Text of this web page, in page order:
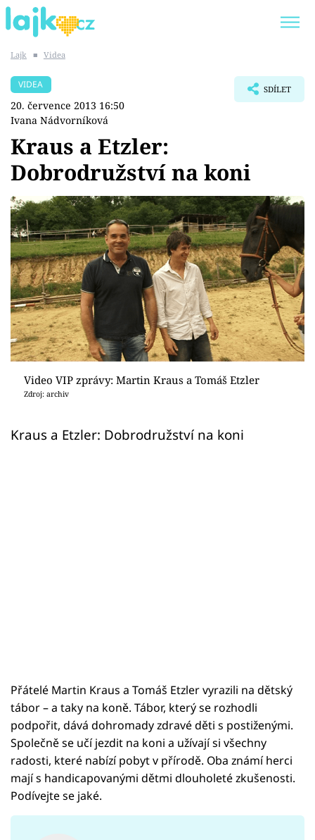
SHOPAHOLICADEL
Témata
Showbyznys
Youtubeři
Virály
Sex a vztahy
Videa
Sledujte prima+
Přihlášení
Lajk ■ Videa
VIDEA
20. července 2013 16:50
Ivana Nádvorníková
SDÍLET
Kraus a Etzler:
Dobrodružství na koni
Video VIP zprávy: Martin Kraus a Tomáš Etzler
Zdroj: archiv
Kraus a Etzler: Dobrodružství na koni
Přátelé Martin Kraus a Tomáš Etzler vyrazili na dětský
tábor – a taky na koně. Tábor, který se rozhodli
podpořit, dává dohromady zdravé děti s postiženými.
Společně se učí jezdit na koni a užívají si všechny
radosti, které nabízí pobyt v přírodě. Oba známí herci
mají s handicapovanými dětmi dlouholeté zkušenosti.
Podívejte se jaké.